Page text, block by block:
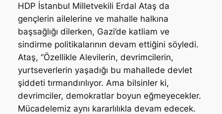
HDP İstanbul Milletvekili Erdal Ataş da
gençlerin ailelerine ve mahalle halkına
başsağlığı dilerken, Gazi’de katliam ve
sindirme politikalarının devam ettiğini söyledi.
Ataş, “Özellikle Alevilerin, devrimcilerin,
yurtseverlerin yaşadığı bu mahallede devlet
şiddeti tırmandırılıyor. Ama bilsinler ki,
devrimciler, demokratlar boyun eğmeyecekler.
Mücadelemiz aynı kararlılıkla devam edecek.